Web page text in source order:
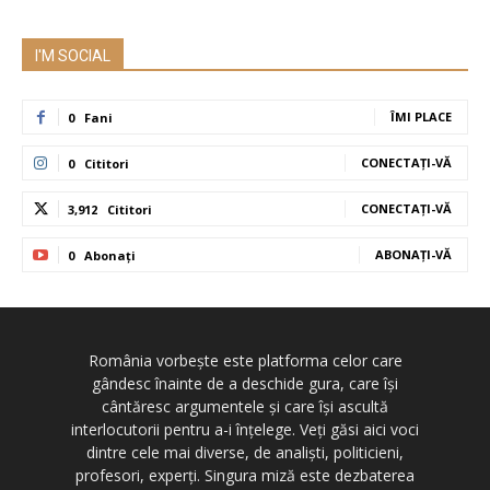
I'M SOCIAL
0 Fani ÎMI PLACE
0 Cititori CONECTAȚI-VĂ
3,912 Cititori CONECTAȚI-VĂ
0 Abonați ABONAȚI-VĂ
România vorbește este platforma celor care
gândesc înainte de a deschide gura, care își
cântăresc argumentele și care își ascultă
interlocutorii pentru a-i înțelege. Veți găsi aici voci
dintre cele mai diverse, de analiști, politicieni,
profesori, experți. Singura miză este dezbaterea